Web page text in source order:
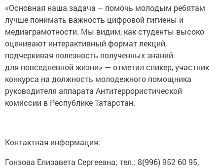
«Основная наша задача – помочь молодым ребятам
лучше понимать важность цифровой гигиены и
медиаграмотности. Мы видим, как студенты высоко
оценивают интерактивный формат лекций,
подчеркивая полезность полученных знаний
для повседневной жизни» — отметил спикер, участник
конкурса на должность молодежного помощника
руководителя аппарата Антитеррористической
комиссии в Республике Татарстан.
Контактная информация:
Гонзова Елизавета Сергеевна; тел.: 8(996) 952 60 95,